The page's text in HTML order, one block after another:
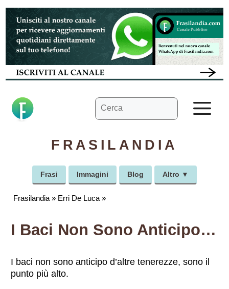
Vai
contenuto
Ricerca
per:
FRASILANDIA
Frasi Immagini Blog Altro ▼
Frasilandia » Erri De Luca »
I Baci Non Sono Anticipo D’altre Tenerezze, Sono Il Punto Più Alto.
I baci non sono anticipo d’altre tenerezze, sono il
punto più alto.